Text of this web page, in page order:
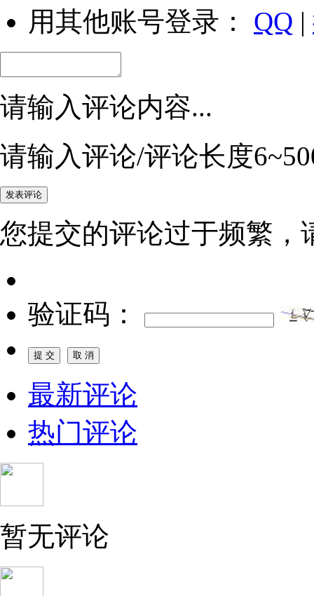
用其他账号登录： QQ |
请输入评论内容...
请输入评论/评论长度
您提交的评论过于频繁，
验证码：
最新评论
热门评论
暂无评论